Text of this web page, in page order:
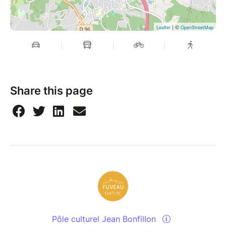
Leaflet | © OpenStreetMap
Share this page
Pôle culturel Jean Bonfillon